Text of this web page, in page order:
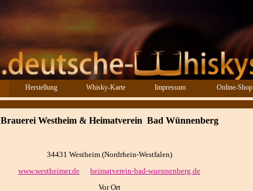
Menü überspringen
▼
Herstellung Whisky-Karte Impressum Online-Shop
Brauerei Westheim & Heimatverein Bad Wünnenberg
34431 Westheim(Nordrhein-Westfalen)
www.westheimer.de
heimatverein-bad-wuennenberg.de
Vor Ort